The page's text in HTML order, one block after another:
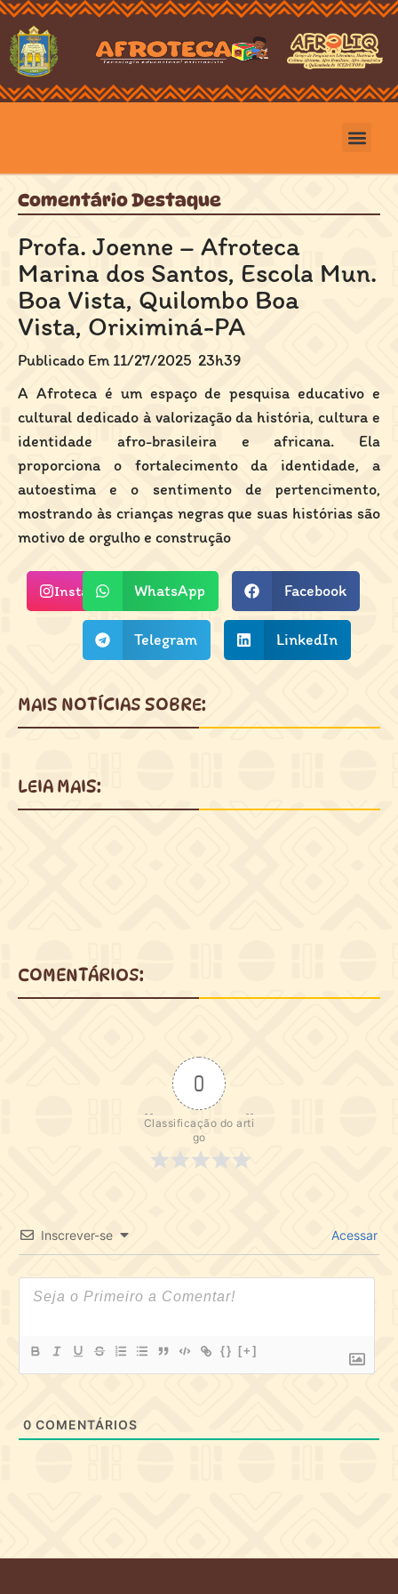
Comentário Destaque
Profa. Joenne – Afroteca
Marina dos Santos, Escola Mun.
Boa Vista, Quilombo Boa
Vista, Oriximiná-PA
Publicado Em 11/27/2025 23h39
A Afroteca é um espaço de pesquisa educativo e
cultural dedicado à valorização da história, cultura e
identidade afro-brasileira e africana. Ela
proporciona o fortalecimento da identidade, a
autoestima e o sentimento de pertencimento,
mostrando às crianças negras que suas histórias são
motivo de orgulho e construção
Instagram WhatsApp Facebook
Telegram LinkedIn
MAIS NOTÍCIAS SOBRE:
LEIA MAIS:
COMENTÁRIOS:
0
Classificação do arti
go
Inscrever-se Acessar
{} [+]
0 COMENTÁRIOS